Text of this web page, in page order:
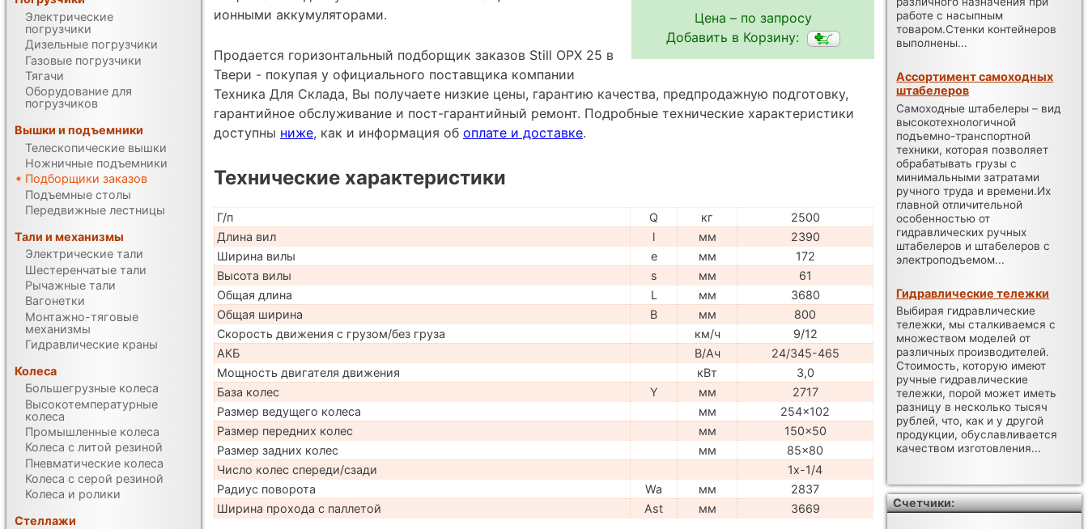
Цена – по запросу
Добавить в Корзину:
ионными аккумуляторами.
Продается горизонтальный подборщик заказов Still OPX 25 в
Твери - покупая у официального поставщика компании
Техника Для Склада, Вы получаете низкие цены, гарантию качества, предпродажную подготовку,
гарантийное обслуживание и пост-гарантийный ремонт. Подробные технические характеристики
доступны ниже, как и информация об оплате и доставке.
Технические характеристики
Г/п Q кг
2500
Длина вил
l мм
2390
Ширина вилы
e мм
172
Высота вилы
s мм
61
Общая длина
L мм
3680
Общая ширина
B мм
800
Скорость движения с грузом/без груза
км/ч
9/12
АКБ
В/Ач
24/345-465
Мощность двигателя движения
кВт
3,0
База колес
Y мм
2717
Размер ведущего колеса
мм
254x102
Размер передних колес
мм
150x50
Размер задних колес
мм
85x80
Число колес спереди/сзади
1x-1/4
Радиус поворота
Wa мм
2837
Ширина прохода с паллетой
Ast мм 3669
Электрические
погрузчики
Дизельные погрузчики
Газовые погрузчики
Тягачи
Оборудование для
погрузчиков
Вышки и подъемники
Телескопические вышки
Ножничные подъемники
Подборщики заказов
Подъемные столы
Передвижные лестницы
Тали и механизмы
Электрические тали
Шестеренчатые тали
Рычажные тали
Вагонетки
Монтажно-тяговые
механизмы
Гидравлические краны
Колеса
Большегрузные колеса
Высокотемпературные
колеса
Промышленные колеса
Колеса с литой резиной
Пневматические колеса
Колеса с серой резиной
Колеса и ролики
Стеллажи
работе с насыпным
товаром.Стенки контейнеров
выполнены...
Ассортимент самоходных
штабелеров
Самоходные штабелеры – вид
высокотехнологичной
подъемно-транспортной
техники, которая позволяет
обрабатывать грузы с
минимальными затратами
ручного труда и времени.Их
главной отличительной
особенностью от
гидравлических ручных
штабелеров и штабелеров с
электроподъемом...
Гидравлические тележки
Выбирая гидравлические
тележки, мы сталкиваемся с
множеством моделей от
различных производителей.
Стоимость, которую имеют
ручные гидравлические
тележки, порой может иметь
разницу в несколько тысяч
рублей, что, как и у другой
продукции, обуславливается
качеством изготовления...
Счетчики: